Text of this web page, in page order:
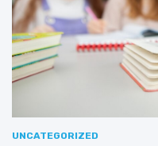
UNCATEGORIZED